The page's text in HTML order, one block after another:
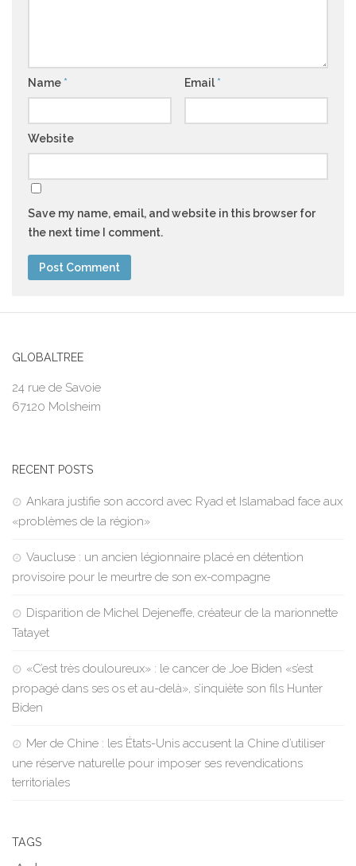
Name * Email *
Website
Save my name, email, and website in this browser for
the next time I comment.
GLOBALTREE
24 rue de Savoie
67120 Molsheim
RECENT POSTS
Ankara justifie son accord avec Ryad et Islamabad face aux
«problèmes de la région»
Vaucluse : un ancien légionnaire placé en détention
provisoire pour le meurtre de son ex-compagne
Disparition de Michel Dejeneffe, créateur de la marionnette
Tatayet
«C’est très douloureux» : le cancer de Joe Biden «s’est
propagé dans ses os et au-delà», s’inquiète son fils Hunter
Biden
Mer de Chine : les États-Unis accusent la Chine d’utiliser
une réserve naturelle pour imposer ses revendications
territoriales
TAGS